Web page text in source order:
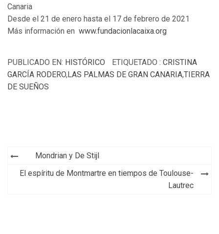
Canaria
Desde el 21 de enero hasta el 17 de febrero de 2021
Más información en www.fundacionlacaixa.org
PUBLICADO EN: HISTÓRICO ETIQUETADO : CRISTINA
GARCÍA RODERO,LAS PALMAS DE GRAN CANARIA,TIERRA
DE SUEÑOS
Navegación
de
Mondrian y De Stijl
El espíritu de Montmartre en tiempos de Toulouse-
Lautrec